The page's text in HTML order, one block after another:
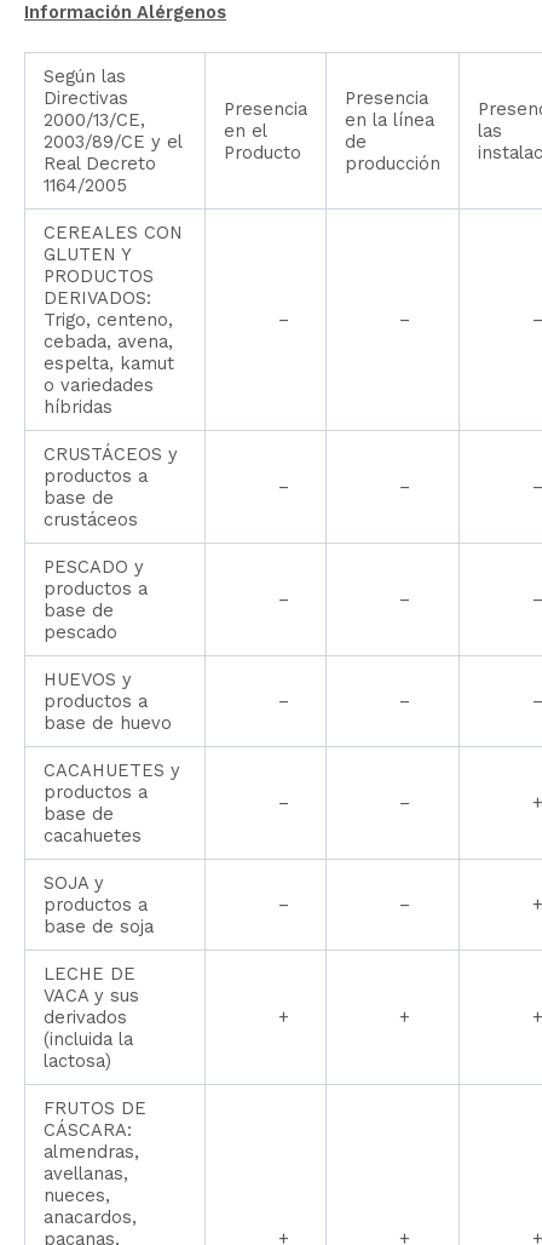
Información Alérgenos
Según las
Directivas
2000/13/CE,
2003/89/CE y el
Real Decreto
1164/2005
Presencia
en el
Producto
Presencia
en la línea
de
producción
las
CEREALES CON
GLUTEN Y
PRODUCTOS
DERIVADOS:
Trigo, centeno,
cebada, avena,
espelta, kamut
o variedades
híbridas
– – –
CRUSTÁCEOS y
productos a
base de
crustáceos
– – –
PESCADO y
productos a
base de
pescado
– – –
HUEVOS y
productos a
base de huevo
– – –
CACAHUETES y
productos a
base de
cacahuetes
– – +
SOJA y
productos a
base de soja
– – +
LECHE DE
VACA y sus
derivados
(incluida la
lactosa)
+ + +
FRUTOS DE
CÁSCARA:
almendras,
avellanas,
nueces,
anacardos,
pacanas,
+ + +